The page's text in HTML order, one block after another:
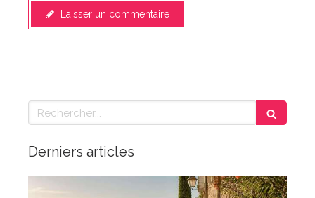
Laisser un commentaire
Rechercher
Derniers articles